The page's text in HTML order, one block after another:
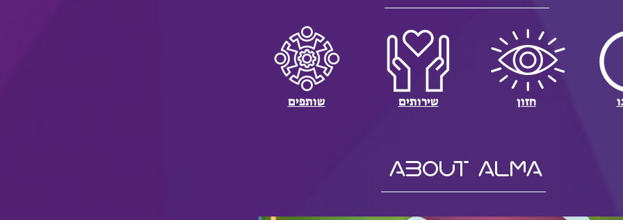
שותפים שירותים חזון
about alma